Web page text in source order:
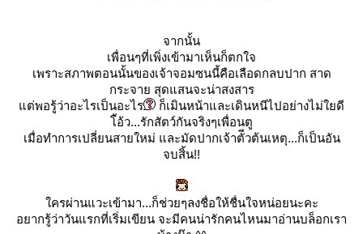
จากนั้น
เพื่อนๆที่เพิ่งเข้ามาเห็นก็ตกใจ
เพราะสภาพตอนนั้นของเจ้าจอมซนนี้คือเลือดกลบปาก สาด
กระจาย สุดแสนจะน่าสงสาร
ต่พอรู้ว่าอะไรเป็นอะไร
ก็เมินหน้าและเดินหนีไปอย่างไม่ใยดี
้อ้ว...รักสัตว์กันจริงๆเพื่อนตู
เมื่อทำการเปลี่ยนสายใหม่ และมัดปากเจ้าตัีวต้นเหตุ...ก็เป็นอัน
จบสิ้น!!
ครผ่านแวะเข้ามา...ก็ช่วยๆลงชื่อให้ชื่นใจหน่อยนะคะ
อยากรู้ว่าวันแรกที่เริ่มเขียน จะมีคนน่ารักคนไหนมาอ่านบล็อกเรา